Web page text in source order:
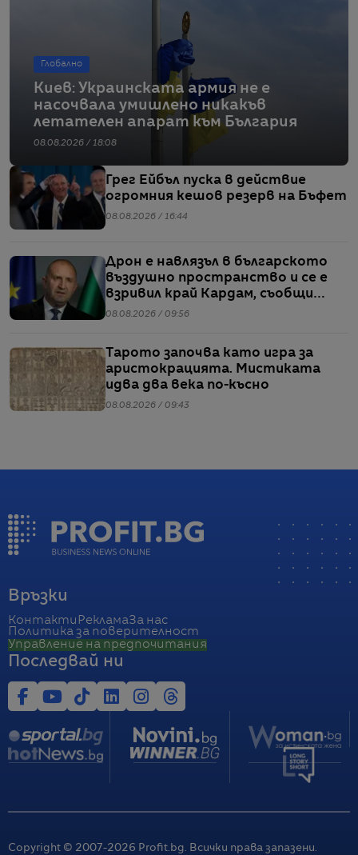
Глобално
Киев: Украинската армия не е
насочвала умишлено никакъв
летателен апарат към България
08.08.2026 / 18:08
Грег Ейбъл пуска в действие
огромния кешов резерв на Бъфет
08.08.2026 / 16:44
Дрон е навлязъл в българското
въздушно пространство и се е
взривил край Кардам, съобщи
Радев
08.08.2026 / 09:56
Тарото започва като игра за
аристокрацията. Мистиката
идва два века по-късно
08.08.2026 / 09:43
Връзки
Контакти РекламаЗа нас
Политика за поверителност
Управление на предпочитания
Последвай ни
Copyright © 2007-2026 Profit.bg. Всички права запазени.